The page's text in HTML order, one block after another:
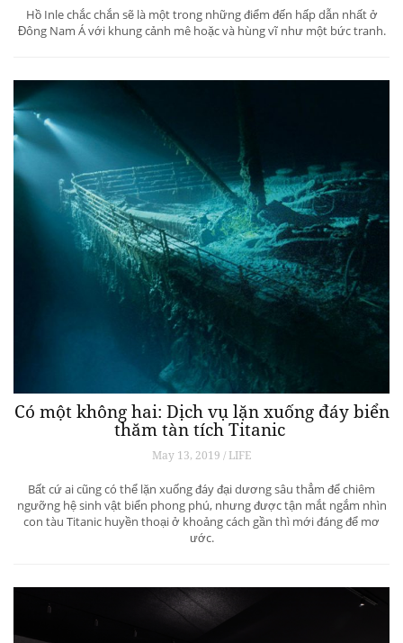
Hồ Inle chắc chắn sẽ là một trong những điểm đến hấp dẫn nhất ở
Đông Nam Á với khung cảnh mê hoặc và hùng vĩ như một bức tranh.
Có một không hai: Dịch vụ lặn xuống đáy biển
thăm tàn tích Titanic
May 13, 2019 / LIFE
Bất cứ ai cũng có thể lặn xuống đáy đại dương sâu thẳm để chiêm
ngưỡng hệ sinh vật biển phong phú, nhưng được tận mắt ngắm nhìn
con tàu Titanic huyền thoại ở khoảng cách gần thì mới đáng để mơ
ước.